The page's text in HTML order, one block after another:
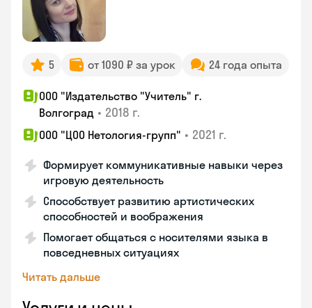
5 от 1090 ₽ за урок 24 года опыта
ООО "Издательство "Учитель" г.
Волгоград • 2018 г.
ООО "ЦОО Нетология-групп" • 2021 г.
Формирует коммуникативные навыки через
игровую деятельность
Способствует развитию артистических
способностей и воображения
Помогает общаться с носителями языка в
повседневных ситуациях
Читать дальше